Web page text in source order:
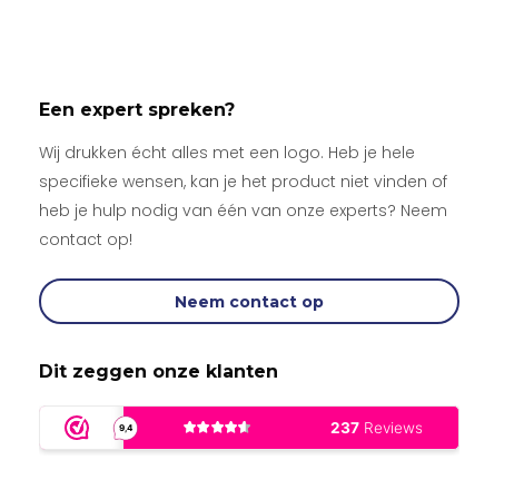
Een expert spreken?
Wij drukken écht alles met een logo. Heb je hele
specifieke wensen, kan je het product niet vinden of
heb je hulp nodig van één van onze experts? Neem
contact op!
Neem contact op
Dit zeggen onze klanten